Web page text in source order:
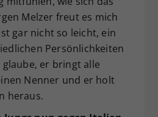
Melzer freut es mich
gar nicht so leicht, ein
Persönlichkeiten
er bringt alle
Nenner und er holt
heraus.